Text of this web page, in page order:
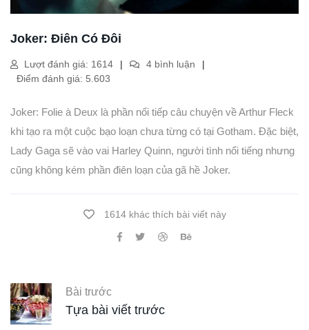
Joker: Điên Có Đôi
Lượt đánh giá: 1614
4 bình luận
Điểm đánh giá: 5.603
Joker: Folie à Deux là phần nối tiếp câu chuyện về Arthur Fleck
khi tạo ra một cuộc bạo loạn chưa từng có tại Gotham. Đặc biệt,
Lady Gaga sẽ vào vai Harley Quinn, người tình nổi tiếng nhưng
cũng không kém phần điên loạn của gã hề Joker.
1614 khác thích bài viết này
Bài trước
Tựa bài viết trước